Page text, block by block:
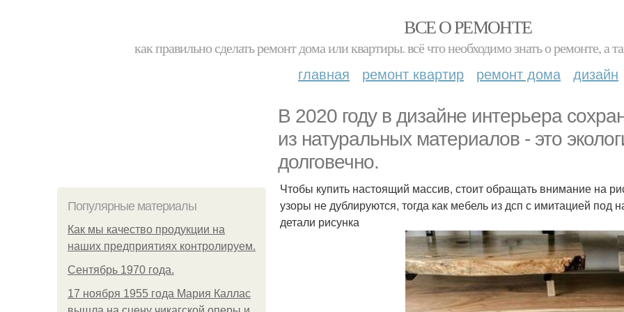
ВСЕ О РЕМОНТЕ
как правильно сделать ремонт дома или квартиры. всё что необходимо знать о ремонте,
главная ремонт квартир ремонт дома дизайн
В 2020 году в дизайне интерьера
из натуральных материалов - это
долговечно.
Популярные материалы
Как мы качество продукции на
наших предприятиях контролируем.
Сентябрь 1970 года.
17 ноября 1955 года Мария Каллас
Чтобы купить настоящий массив, стоит обращать внимание на
узоры не дублируются, тогда как мебель из дсп с имитацией
детали рисунка